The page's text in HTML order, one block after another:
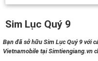
Sim Lục Quý 9
Bạn đã sở hữu Sim Lục Quý 9 với
Vietnamobile tại Simtiengiang.vn